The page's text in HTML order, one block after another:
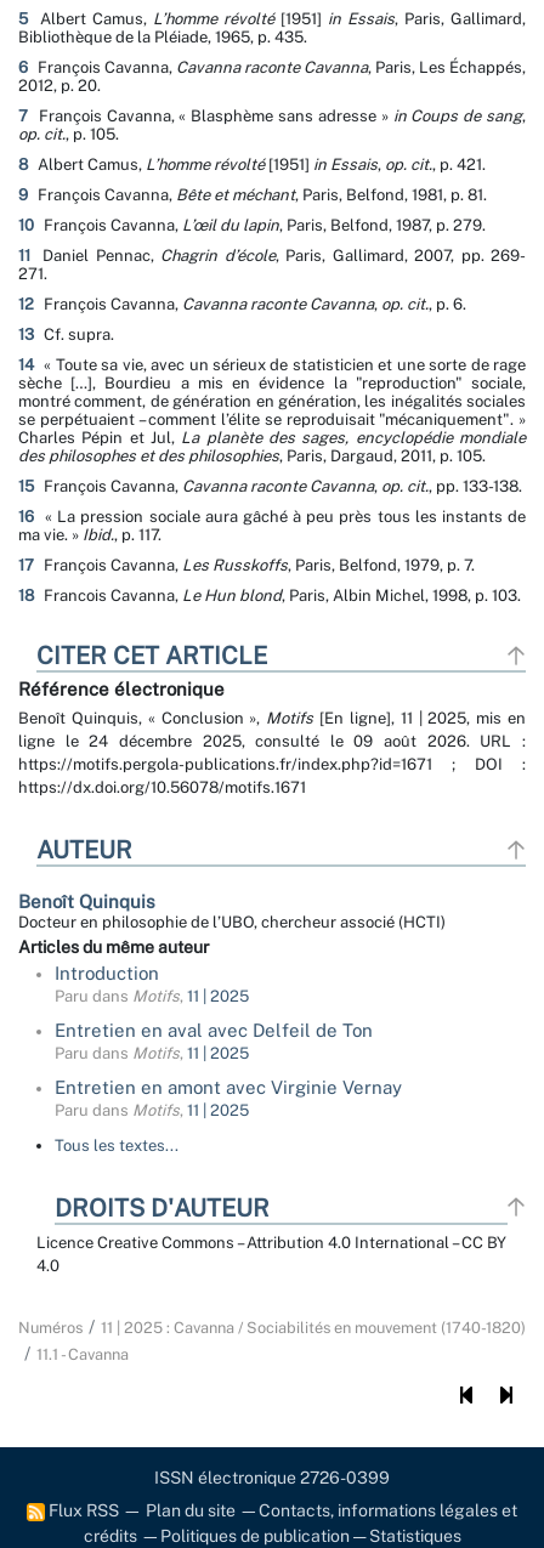
5
Albert Camus, L’homme révolté[1951] in Essais, Paris, Gallimard,
Bibliothèque de la Pléiade, 1965, p. 435.
6 François Cavanna, Cavanna raconte Cavanna, Paris, Les Échappés,
2012, p. 20.
7
François Cavanna, « Blasphème sans adresse » in Coups de sang,
op. cit., p. 105.
8 Albert Camus, L’homme révolté[1951] in Essais, op. cit., p. 421.
9 François Cavanna, Bête et méchant, Paris, Belfond, 1981, p. 81.
10 François Cavanna, L’œil du lapin, Paris, Belfond, 1987, p. 279.
11
Daniel Pennac, Chagrin d’école, Paris, Gallimard, 2007, pp. 269-
271.
12 François Cavanna, Cavanna raconte Cavanna, op. cit., p. 6.
13 Cf. supra.
14 « Toute sa vie, avec un sérieux de statisticien et une sorte de rage
sèche […], Bourdieu a mis en évidence la "reproduction" sociale,
montré comment, de génération en génération, les inégalités sociales
se perpétuaient – comment l’élite se reproduisait "mécaniquement". »
Charles Pépin et Jul, La planète des sages, encyclopédie mondiale
des philosophes et des philosophies, Paris, Dargaud, 2011, p. 105.
15 François Cavanna, Cavanna raconte Cavanna, op. cit., pp. 133-138.
16 « La pression sociale aura gâché à peu près tous les instants de
ma vie. » Ibid., p. 117.
17 François Cavanna, Les Russkoffs, Paris, Belfond, 1979, p. 7.
18 Francois Cavanna, Le Hun blond, Paris, Albin Michel, 1998, p. 103.
CITER CET ARTICLE
Référence électronique
Benoît Quinquis, « Conclusion », Motifs [En ligne], 11 | 2025, mis en
ligne le 24 décembre 2025, consulté le 09 août 2026. URL :
https://motifs.pergola-publications.fr/index.php?id=1671 ; DOI :
https://dx.doi.org/10.56078/motifs.1671
AUTEUR
Benoît Quinquis
Docteur en philosophie de l’UBO, chercheur associé (HCTI)
Articles du même auteur
Introduction
Paru dans Motifs, 11 | 2025
Entretien en aval avec Delfeil de Ton
Paru dans Motifs, 11 | 2025
Entretien en amont avec Virginie Vernay
Paru dans Motifs, 11 | 2025
Tous les textes...
DROITS D'AUTEUR
Licence Creative Commons – Attribution 4.0 International – CC BY
4.0
Numéros
11 | 2025 : Cavanna / Sociabilités en mouvement (1740-1820)
11.1 - Cavanna
ISSN électronique 2726-0399
Flux RSS — Plan du site —Contacts, informations légales et
crédits— Politiques de publication—Statistiques